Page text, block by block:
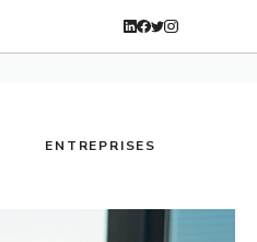
ENTREPRISES